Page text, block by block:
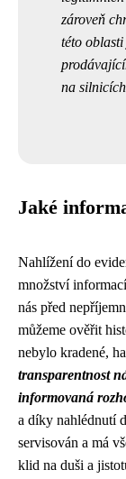
zároveň
této
na
Jaké
Nahlížení do
množství
nás před
můžeme ověřit
nebylo kradené,
transparentnost
informovaná
a díky nahlédnutí
servisován a má
klid na duši a